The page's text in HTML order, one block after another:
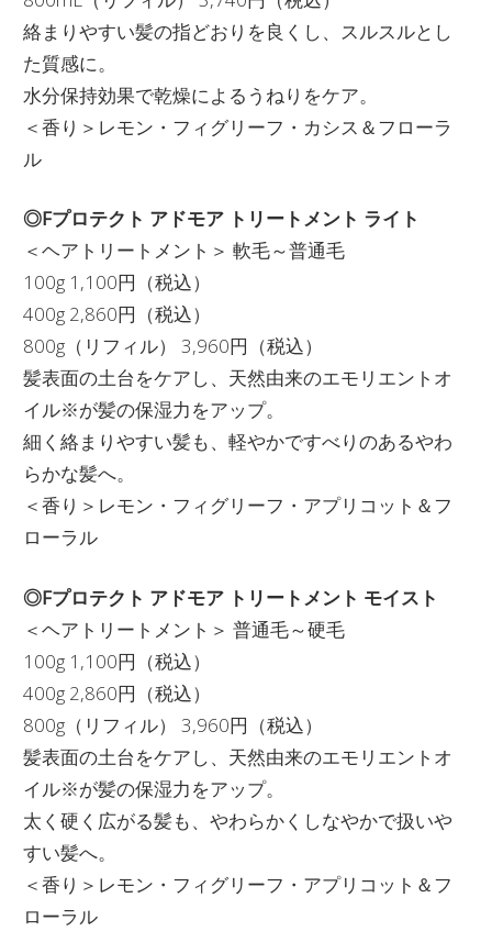
絡まりやすい髪の指どおりを良くし、スルスルとし
た質感に。
水分保持効果で乾燥によるうねりをケア。
＜香り＞レモン・フィグリーフ・カシス＆フローラ
ル
◎Fプロテクト アドモア トリートメント ライト
＜ヘアトリートメント＞ 軟毛～普通毛
100g 1,100円（税込）
400g 2,860円（税込）
800g（リフィル） 3,960円（税込）
髪表面の土台をケアし、天然由来のエモリエントオ
イル※が髪の保湿力をアップ。
細く絡まりやすい髪も、軽やかですべりのあるやわ
らかな髪へ。
＜香り＞レモン・フィグリーフ・アプリコット＆フ
ローラル
◎Fプロテクト アドモア トリートメント モイスト
＜ヘアトリートメント＞ 普通毛～硬毛
100g 1,100円（税込）
400g 2,860円（税込）
800g（リフィル） 3,960円（税込）
髪表面の土台をケアし、天然由来のエモリエントオ
イル※が髪の保湿力をアップ。
太く硬く広がる髪も、やわらかくしなやかで扱いや
すい髪へ。
＜香り＞レモン・フィグリーフ・アプリコット＆フ
ローラル